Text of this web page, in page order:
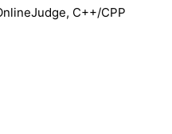
, C++/CPP